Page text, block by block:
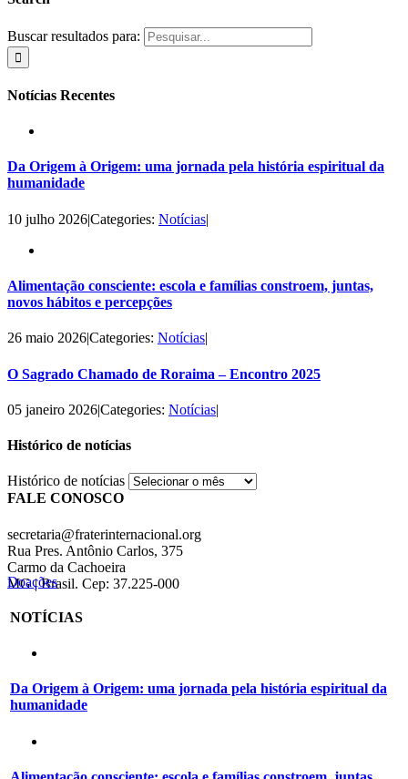
Buscar resultados para:
Notícias Recentes
Da Origem à Origem: uma jornada pela história espiritual da
humanidade
10 julho 2026|Categories: Notícias|
Alimentação consciente: escola e famílias constroem, juntas,
novos hábitos e percepções
26 maio 2026|Categories: Notícias|
O Sagrado Chamado de Roraima – Encontro 2025
05 janeiro 2026|Categories: Notícias|
Histórico de notícias
Histórico de notícias
FALE CONOSCO
secretaria@fraterinternacional.org
Rua Pres. Antônio Carlos, 375
Carmo da Cachoeira
MG | Brasil. Cep: 37.225-000
Doações
NOTÍCIAS
Da Origem à Origem: uma jornada pela história espiritual da
humanidade